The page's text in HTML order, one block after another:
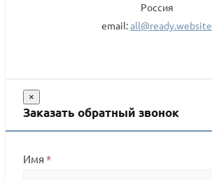
Россия
email:all@ready.website
×
Заказать обратный звонок
Имя *